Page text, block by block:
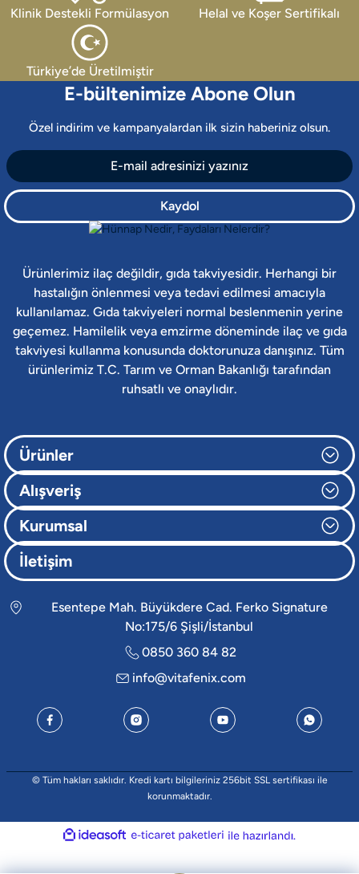
Klinik Destekli Formülasyon Helal ve Koşer Sertifikalı
Türkiye’de Üretilmiştir
E-bültenimize Abone Olun
Özel indirim ve kampanyalardan ilk sizin haberiniz olsun.
Kaydol
Ürünlerimiz ilaç değildir, gıda takviyesidir. Herhangi bir
hastalığın önlenmesi veya tedavi edilmesi amacıyla
kullanılamaz. Gıda takviyeleri normal beslenmenin yerine
geçemez. Hamilelik veya emzirme döneminde ilaç ve gıda
takviyesi kullanma konusunda doktorunuza danışınız. Tüm
ürünlerimiz T.C. Tarım ve Orman Bakanlığı tarafından
ruhsatlı ve onaylıdır.
Ürünler
Alışveriş
Kurumsal
İletişim
Esentepe Mah. Büyükdere Cad. Ferko Signature
No:175/6 Şişli/İstanbul
0850 360 84 82
info@vitafenix.com
© Tüm hakları saklıdır. Kredi kartı bilgileriniz 256bit SSL sertifikası ile
korunmaktadır.
ideasoft
e-
paketleri